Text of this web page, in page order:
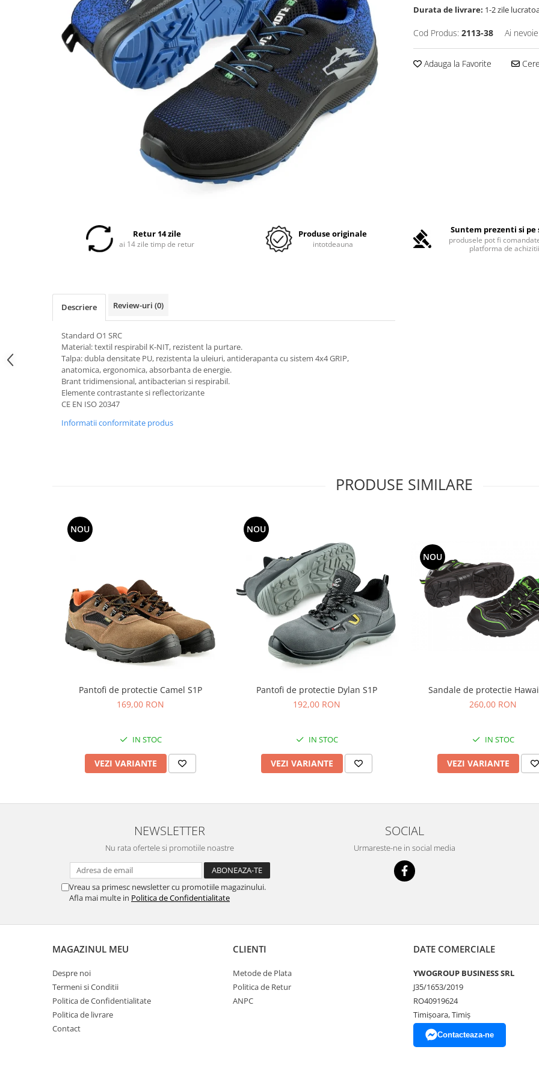
Durata de livrare: 1-2 zile
Cod Produs: 2113-38 Ai
Adauga la Favorite
Retur 14 zile
ai 14 zile timp de retur
Produse originale
intotdeauna
Suntem prezenti si pe
produsele pot fi
platforma de achizitii
Descriere Review-uri (0)
Standard O1 SRC
Material: textil respirabil K-NIT, rezistent la purtare.
Talpa: dubla densitate PU, rezistenta la uleiuri, antiderapanta cu sistem 4x4 GRIP,
anatomica, ergonomica, absorbanta de energie.
Brant tridimensional, antibacterian si respirabil.
Elemente contrastante si reflectorizante
CE EN ISO 20347
Informatii conformitate produs
PRODUSE SIMILARE
NOU
Pantofi de protectie Camel S1P
169,00 RON
IN STOC
VEZI VARIANTE
NOU
Pantofi de protectie Dylan S1P
192,00 RON
IN STOC
VEZI VARIANTE
NOU
Sandale de protectie
260,00 RON
IN STOC
VEZI VARIANTE
NEWSLETTER
Nu rata ofertele si promotiile noastre
Vreau sa primesc newsletter cu promotiile magazinului.
Afla mai multe in Politica de Confidentialitate
SOCIAL
Urmareste-ne in social media
MAGAZINUL MEU
Despre noi
Termeni si Conditii
Politica de Confidentialitate
Politica de livrare
Contact
CLIENTI
Metode de Plata
Politica de Retur
ANPC
DATE COMERCIALE
YWOGROUP BUSINESS SRL
J35/1653/2019
RO40919624
Timișoara, Timiș
Contacteaza-ne